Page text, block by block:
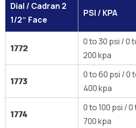
Dial / Cadran 2
1/2″ Face
PSI / KPA
1772
0 to 30 psi / 0
200 kpa
1773
0 to 60 psi / 0
400 kpa
1774
0 to 100 psi / 0
700 kpa